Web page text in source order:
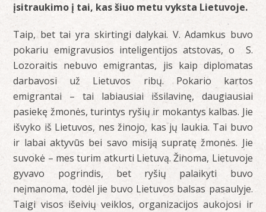
įsitraukimo į tai, kas šiuo metu vyksta Lietuvoje.
Taip, bet tai yra skirtingi dalykai. V. Adamkus buvo
pokariu emigravusios inteligentijos atstovas, o S.
Lozoraitis nebuvo emigrantas, jis kaip diplomatas
darbavosi už Lietuvos ribų. Pokario kartos
emigrantai – tai labiausiai išsilavinę, daugiausiai
pasiekę žmonės, turintys ryšių ir mokantys kalbas. Jie
išvyko iš Lietuvos, nes žinojo, kas jų laukia. Tai buvo
ir labai aktyvūs bei savo misiją supratę žmonės. Jie
suvokė – mes turim atkurti Lietuvą. Žinoma, Lietuvoje
gyvavo pogrindis, bet ryšių palaikyti buvo
neįmanoma, todėl jie buvo Lietuvos balsas pasaulyje.
Taigi visos išeivių veiklos, organizacijos aukojosi ir